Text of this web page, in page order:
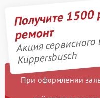
Получите 1500
ремонт
Акция сервисного
Kuppersbusch
При оформлении